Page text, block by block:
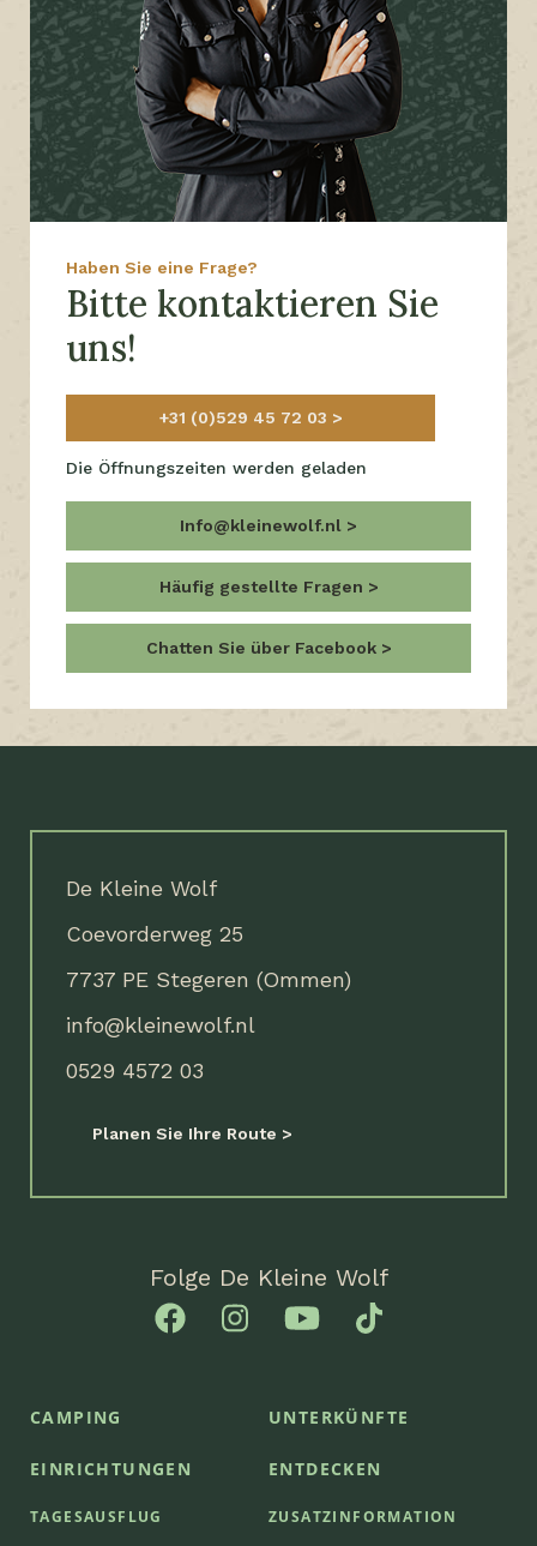
Haben Sie eine Frage?
Bitte kontaktieren Sie
uns!
+31 (0)529 45 72 03
Die Öffnungszeiten werden geladen
Info@kleinewolf.nl
Häufig gestellte Fragen
Chatten Sie über Facebook
De Kleine Wolf
Coevorderweg 25
7737 PE Stegeren (Ommen)
info@kleinewolf.nl
0529 4572 03
Planen Sie Ihre Route
Folge De Kleine Wolf
CAMPING UNTERKÜNFTE
EINRICHTUNGEN ENTDECKEN
TAGESAUSFLUG ZUSATZINFORMATION